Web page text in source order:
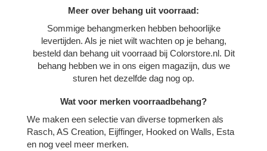
Meer over behang uit voorraad:
Sommige behangmerken hebben behoorlijke
levertijden. Als je niet wilt wachten op je behang,
besteld dan behang uit voorraad bij Colorstore.nl. Dit
behang hebben we in ons eigen magazijn, dus we
sturen het dezelfde dag nog op.
Wat voor merken voorraadbehang?
We maken een selectie van diverse topmerken als
Rasch, AS Creation, Eijffinger, Hooked on Walls, Esta
en nog veel meer merken.